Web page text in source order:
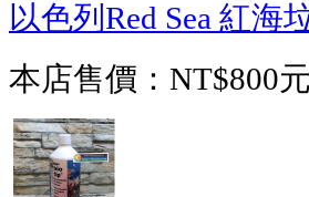
以色列Red Sea 紅海
本店售價： NT$800元